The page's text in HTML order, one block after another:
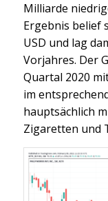
Milliarde
Ergebnis belief
USD und lag
Vorjahres. Der
Quartal 2020
im
hauptsächlich
Zigaretten und